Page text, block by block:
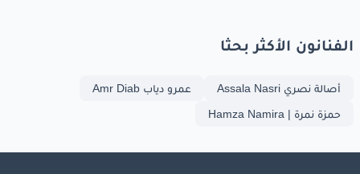
الفنانون الأكثر بحثا
أصالة نصري Assala Nasri
عمرو دياب Amr Diab
حمزة نمرة | Hamza Namira